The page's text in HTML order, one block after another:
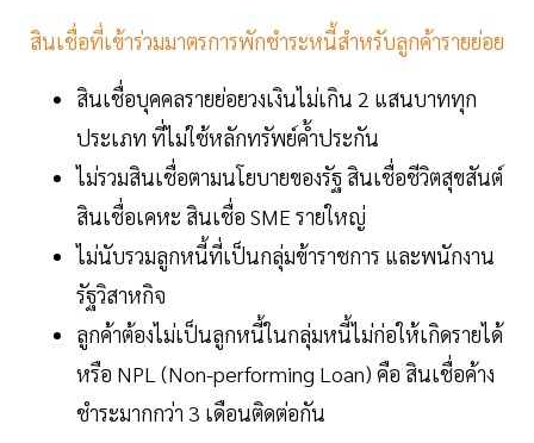
สินเชื่อที่เข้าร่วมมาตรการพักชำระหนี้สำหรับลูกค้ารายย่อย
สินเชื่อบุคคลรายย่อยวงเงินไม่เกิน 2 แสนบาททุก
ประเภท ที่ไม่ใช้หลักทรัพย์ค้ำประกัน
ไม่รวมสินเชื่อตามนโยบายของรัฐ สินเชื่อชีวิตสุขสันต์
สินเชื่อเคหะ สินเชื่อ SME รายใหญ่
ไม่นับรวมลูกหนี้ที่เป็นกลุ่มข้าราชการ และพนักงาน
รัฐวิสาหกิจ
ลูกค้าต้องไม่เป็นลูกหนี้ในกลุ่มหนี้ไม่ก่อให้เกิดรายได้
หรือ NPL (Non-performing Loan) คือ สินเชื่อค้าง
ชำระมากกว่า 3 เดือนติดต่อกัน